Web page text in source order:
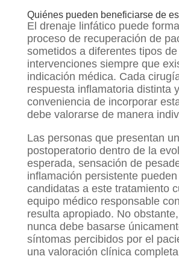
Quiénes pueden beneficiarse de
El drenaje linfático puede
proceso de recuperación de
sometidos a diferentes tipos de
intervenciones siempre que
indicación médica. Cada
respuesta inflamatoria distinta
conveniencia de incorporar
debe valorarse de manera
Las personas que presentan
postoperatorio dentro de la
esperada, sensación de
inflamación persistente
candidatas a este tratamiento
equipo médico responsable
resulta apropiado. No
nunca debe basarse
síntomas percibidos por el
una valoración clínica